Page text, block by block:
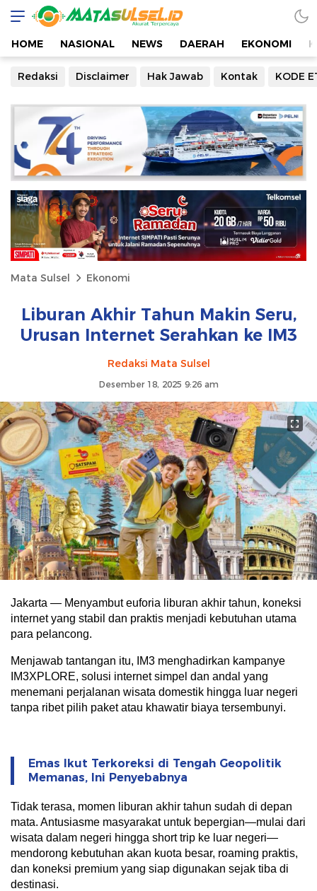
HOME NASIONAL NEWS DAERAH EKONOMI
Redaksi Disclaimer Hak Jawab Kontak KODE
Mata Sulsel Ekonomi
Liburan Akhir Tahun Makin Seru,
Urusan Internet Serahkan ke IM3
Redaksi Mata Sulsel
Desember 18, 2025 9:26 am
Jakarta — Menyambut euforia liburan akhir tahun, koneksi
internet yang stabil dan praktis menjadi kebutuhan utama
para pelancong.
Menjawab tantangan itu, IM3 menghadirkan kampanye
IM3XPLORE, solusi internet simpel dan andal yang
menemani perjalanan wisata domestik hingga luar negeri
tanpa ribet pilih paket atau khawatir biaya tersembunyi.
Emas Ikut Terkoreksi di Tengah Geopolitik
Memanas, Ini Penyebabnya
Tidak terasa, momen liburan akhir tahun sudah di depan
mata. Antusiasme masyarakat untuk bepergian—mulai dari
wisata dalam negeri hingga short trip ke luar negeri—
mendorong kebutuhan akan kuota besar, roaming praktis,
dan koneksi premium yang siap digunakan sejak tiba di
destinasi.